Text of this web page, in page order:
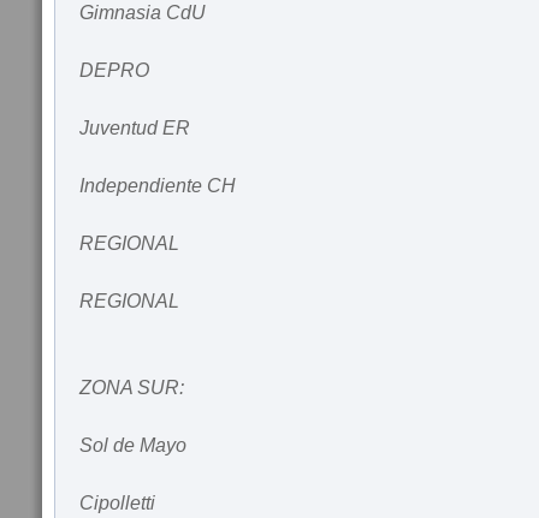
Gimnasia CdU
DEPRO
Juventud ER
Independiente CH
REGIONAL
REGIONAL
ZONA SUR:
Sol de Mayo
Cipolletti